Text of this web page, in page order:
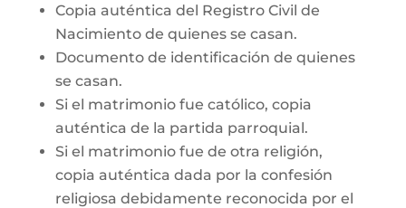
Copia auténtica del Registro Civil de
Nacimiento de quienes se casan.
Documento de identificación de quienes
se casan.
Si el matrimonio fue católico, copia
auténtica de la partida parroquial.
Si el matrimonio fue de otra religión,
copia auténtica dada por la confesión
religiosa debidamente reconocida por el